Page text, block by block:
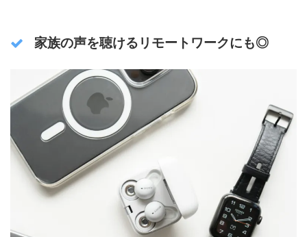
家族の声を聴けるリモートワークにも◎